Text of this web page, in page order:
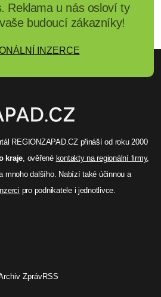
Reklama u nás osloví ty
budoucí zákazníky!
INZERCE
REGIONZAPAD.CZ přináší od roku 2000
kraje , ověřené kontakty na regionální firmy,
mnoho dalšího. Nabízí také účinnou a
pro podnikatele i jednotlivce.
ZprávRSS